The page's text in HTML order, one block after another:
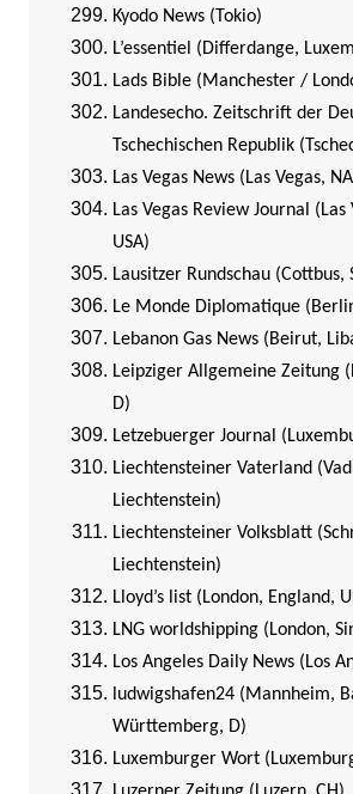
Kyodo News (Tokio)
L’essentiel (Differdange,
Lads Bible (Manchester /
Landesecho. Zeitschrift der
Tschechischen Republik
Las Vegas News (Las Vegas,
Las Vegas Review Journal (Las
USA)
Lausitzer Rundschau (Cottbus,
Le Monde Diplomatique
Lebanon Gas News (Beirut,
Leipziger Allgemeine Zeitung
D)
Letzebuerger Journal
Liechtensteiner Vaterland
Liechtenstein)
Liechtensteiner Volksblatt
Liechtenstein)
Lloyd’s list (London, England,
LNG worldshipping (London,
Los Angeles Daily News (Los
ludwigshafen24 (Mannheim,
Württemberg, D)
Luxemburger Wort